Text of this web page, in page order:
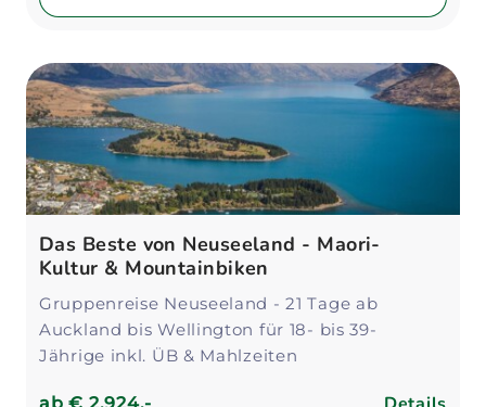
Das Beste von Neuseeland - Maori-
Kultur & Mountainbiken
Gruppenreise Neuseeland - 21 Tage ab
Auckland bis Wellington für 18- bis 39-
Jährige inkl. ÜB & Mahlzeiten